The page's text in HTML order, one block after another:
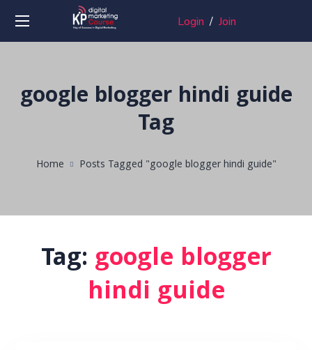
Login /Join
google blogger hindi guide
Tag
Home Posts Tagged "google blogger hindi guide"
Tag: google blogger
hindi guide